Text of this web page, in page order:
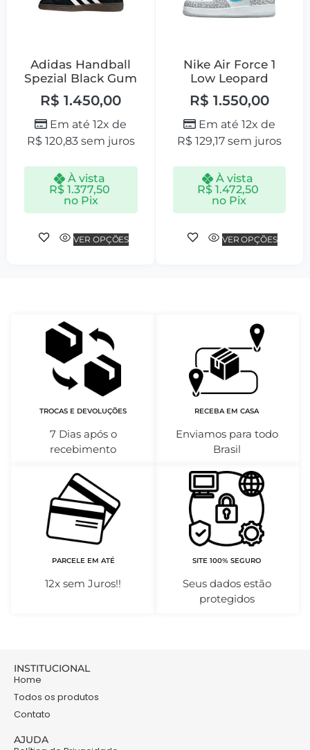
Adidas Handball
Spezial Black Gum
R$ 1.450,00
Em até 12x de
R$ 120,83sem juros
À vista
R$1.377,50
no Pix
VER OPÇÕES
Nike Air Force 1
Low Leopard
R$ 1.550,00
Em até 12x de
R$ 129,17sem juros
À vista
R$1.472,50
no Pix
VER OPÇÕES
TROCAS E DEVOLUÇÕES
7 Dias após o
recebimento
RECEBA EM CASA
Enviamos para todo
Brasil
PARCELE EM ATÉ
12x sem Juros!!
SITE 100% SEGURO
Seus dados estão
protegidos
INSTITUCIONAL
Home
Todos os produtos
Contato
AJUDA